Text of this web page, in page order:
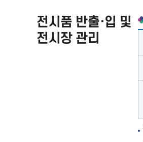
전시품 반출·입 및
전시장 관리